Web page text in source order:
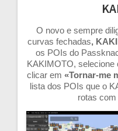
O novo e sempre
curvas fechadas,
os POIs do
KAKIMOTO, selecione
clicar em «Tornar-me
lista dos POIs que o
rotas